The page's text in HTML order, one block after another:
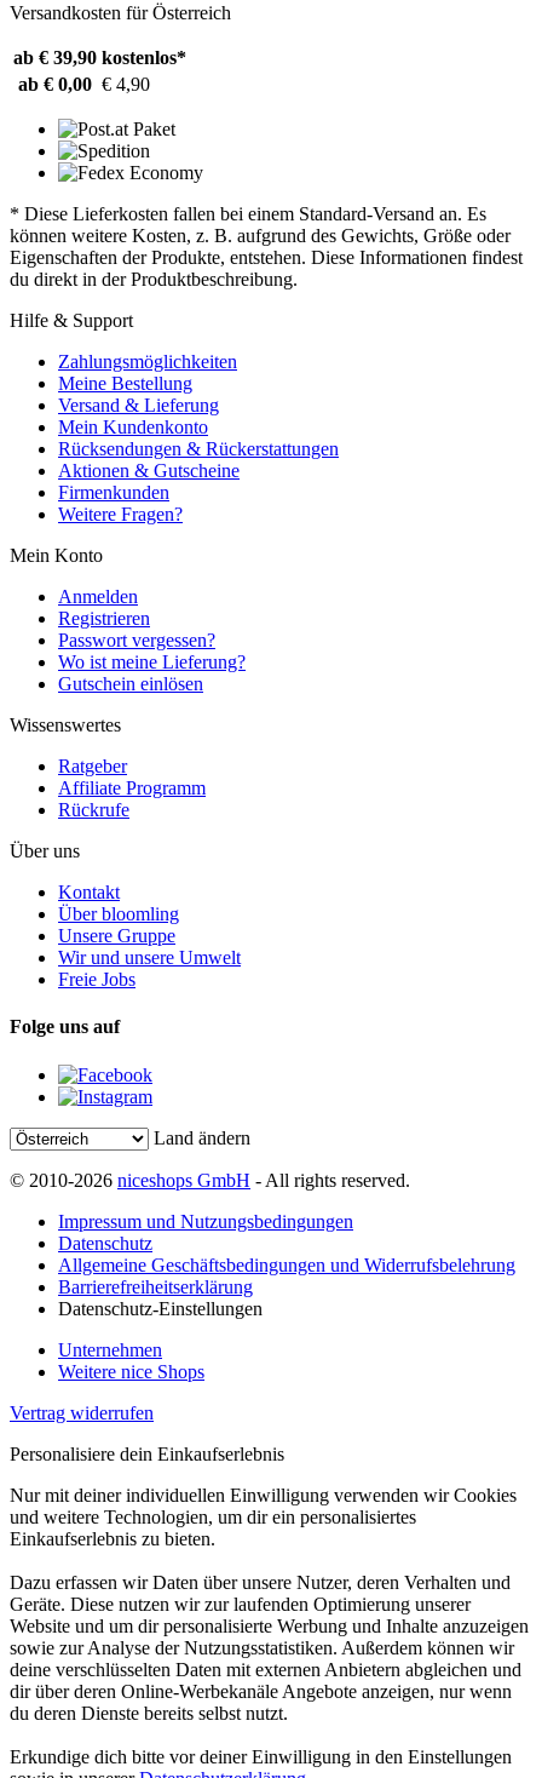
Versandkosten für Österreich
ab € 39,90 kostenlos*
ab € 0,00 € 4,90
* Diese Lieferkosten fallen bei einem Standard-Versand an. Es
können weitere Kosten, z. B. aufgrund des Gewichts, Größe oder
Eigenschaften der Produkte, entstehen. Diese Informationen findest
du direkt in der Produktbeschreibung.
Hilfe & Support
Zahlungsmöglichkeiten
Meine Bestellung
Versand & Lieferung
Mein Kundenkonto
Rücksendungen & Rückerstattungen
Aktionen & Gutscheine
Firmenkunden
Weitere Fragen?
Mein Konto
Anmelden
Registrieren
Passwort vergessen?
Wo ist meine Lieferung?
Gutschein einlösen
Wissenswertes
Ratgeber
Affiliate Programm
Rückrufe
Über uns
Kontakt
Über bloomling
Unsere Gruppe
Wir und unsere Umwelt
Freie Jobs
Folge uns auf
Land ändern
© 2010-2026 niceshops GmbH - All rights reserved.
Impressum und Nutzungsbedingungen
Datenschutz
Allgemeine Geschäftsbedingungen und Widerrufsbelehrung
Barrierefreiheitserklärung
Datenschutz-Einstellungen
Unternehmen
Weitere nice Shops
Vertrag widerrufen
Personalisiere dein Einkaufserlebnis
Nur mit deiner individuellen Einwilligung verwenden wir Cookies
und weitere Technologien, um dir ein personalisiertes
Einkaufserlebnis zu bieten.
Dazu erfassen wir Daten über unsere Nutzer, deren Verhalten und
Geräte. Diese nutzen wir zur laufenden Optimierung unserer
Website und um dir personalisierte Werbung und Inhalte anzuzeigen
sowie zur Analyse der Nutzungsstatistiken. Außerdem können wir
deine verschlüsselten Daten mit externen Anbietern abgleichen und
dir über deren Online-Werbekanäle Angebote anzeigen, nur wenn
du deren Dienste bereits selbst nutzt.
Erkundige dich bitte vor deiner Einwilligung in den Einstellungen